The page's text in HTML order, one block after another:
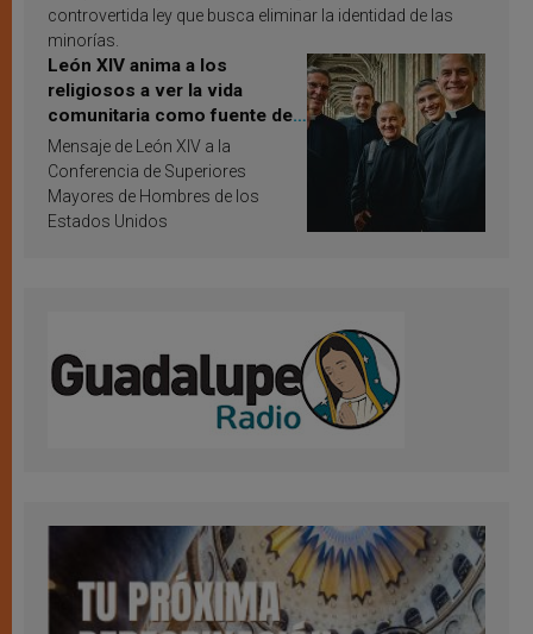
controvertida ley que busca eliminar la identidad de las
minorías.
León XIV anima a los
religiosos a ver la vida
comunitaria como fuente de
inspiración y santificación
Mensaje de León XIV a la
Conferencia de Superiores
Mayores de Hombres de los
Estados Unidos